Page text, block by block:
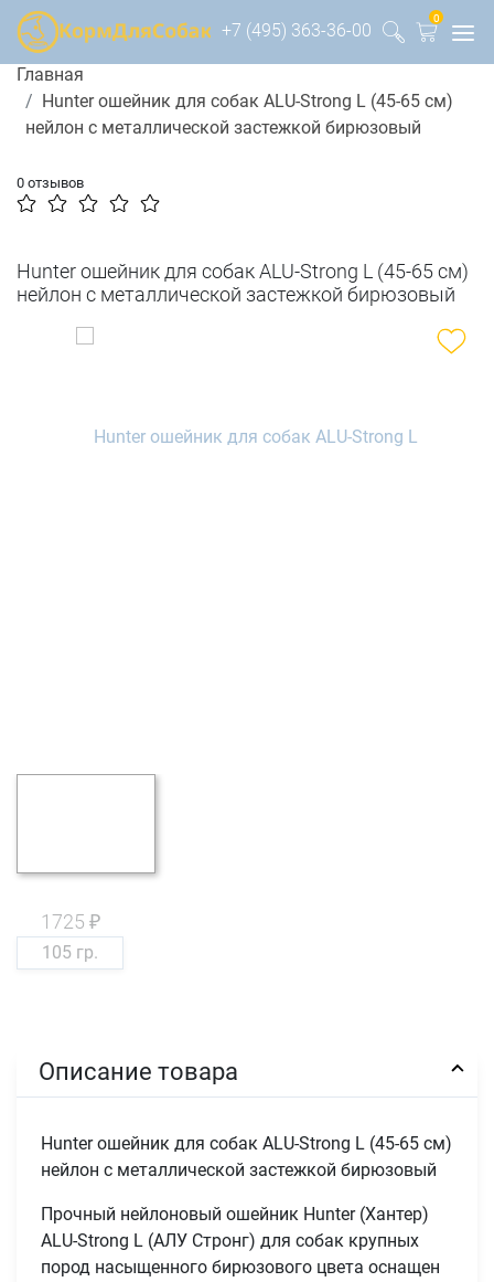
+7 (495) 363-36-00
0
Главная
Hunter ошейник для собак ALU-Strong L (45-65 см)
нейлон с металлической застежкой бирюзовый
0 отзывов
Hunter ошейник для собак ALU-Strong L (45-65 см)
нейлон с металлической застежкой бирюзовый
1725 ₽
105 гр.
Описание товара
Hunter ошейник для собак ALU-Strong L (45-65 см)
нейлон с металлической застежкой бирюзовый
Прочный нейлоновый ошейник Hunter (Хантер)
ALU-Strong L (АЛУ Стронг) для собак крупных
пород насыщенного бирюзового цвета оснащен